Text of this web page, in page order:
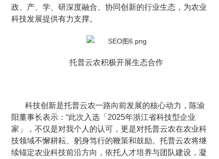
政、产、学、研深度融合、协同创新的行业生态，为农业
科技发展提供有力支撑。
托普云农积极开展生态合作
科技创新是托普云农一路向前发展的核心动力，陈渝
阳董事长表示：“此次入选「2025年浙江省科技型企业
家」，不仅是对我个人的认可，更是对托普云农在农业科
技领域不懈耕耘、躬身笃行的鞭策和鼓励。托普云农将继
续锚定农业科技前沿方向，依托人才培养与团队建设，凝